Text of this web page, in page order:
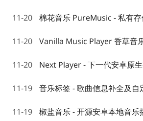
11-20 棉花音乐 PureMusic - 私有
11-20 Vanilla Music Player 香草音
11-20 Next Player - 下一代安卓原
11-19 音乐标签 - 歌曲信息补全及自
11-19 椒盐音乐 - 开源安卓本地音乐